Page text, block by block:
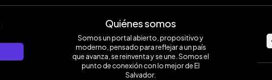
Quiénes somos
Somos un portal abierto, propositivo y
moderno, pensado para reflejar a un país
que avanza, se reinventa y se une. Somos el
punto de conexión con lo mejor de El
Salvador.